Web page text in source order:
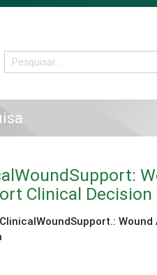
Clinical Decision